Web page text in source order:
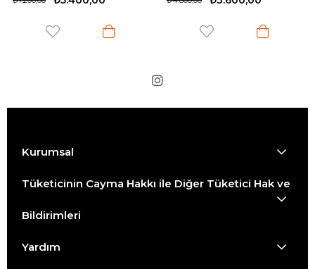
Kurumsal
Tüketicinin Cayma Hakkı ile Diğer Tüketici Hak ve
Bildirimleri
Yardım